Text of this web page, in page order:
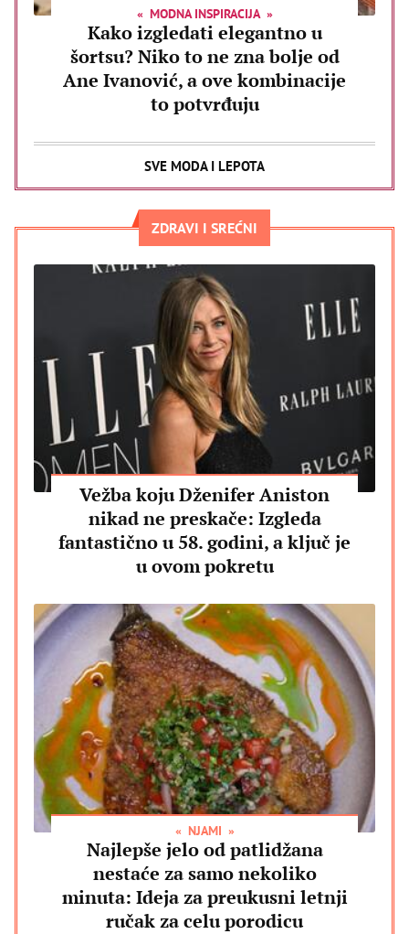
MODNA INSPIRACIJA
Kako izgledati elegantno u
šortsu? Niko to ne zna bolje od
Ane Ivanović, a ove kombinacije
to potvrđuju
SVE MODA I LEPOTA
ZDRAVI I SREĆNI
Vežba koju Dženifer Aniston
nikad ne preskače: Izgleda
fantastično u 58. godini, a ključ je
u ovom pokretu
NJAMI
Najlepše jelo od patlidžana
nestaće za samo nekoliko
minuta: Ideja za preukusni letnji
ručak za celu porodicu